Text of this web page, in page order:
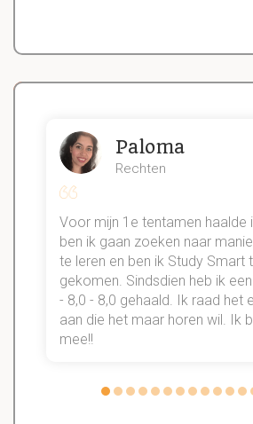
Paloma
Rechten
Voor mijn 1e tentamen haalde
ben ik gaan zoeken naar
te leren en ben ik Study Smart
gekomen. Sindsdien heb ik
- 8,0 - 8,0 gehaald. Ik raad het
aan die het maar horen wil. Ik
mee!!